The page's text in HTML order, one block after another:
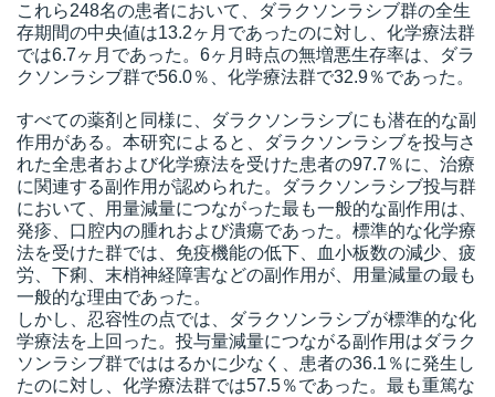
これら248名の患者において、ダラクソンラシブ群の全生
存期間の中央値は13.2ヶ月であったのに対し、化学療法群
では6.7ヶ月であった。6ヶ月時点の無増悪生存率は、ダラ
クソンラシブ群で56.0％、化学療法群で32.9％であった。
すべての薬剤と同様に、ダラクソンラシブにも潜在的な副
作用がある。本研究によると、ダラクソンラシブを投与さ
れた全患者および化学療法を受けた患者の97.7％に、治療
に関連する副作用が認められた。ダラクソンラシブ投与群
において、用量減量につながった最も一般的な副作用は、
発疹、口腔内の腫れおよび潰瘍であった。標準的な化学療
法を受けた群では、免疫機能の低下、血小板数の減少、疲
労、下痢、末梢神経障害などの副作用が、用量減量の最も
一般的な理由であった。
しかし、忍容性の点では、ダラクソンラシブが標準的な化
学療法を上回った。投与量減量につながる副作用はダラク
ソンラシブ群でははるかに少なく、患者の36.1％に発生し
たのに対し、化学療法群では57.5％であった。最も重篤な